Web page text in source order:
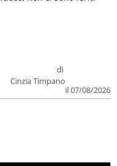
di
Cinzia Timpano
il 07/08/2026